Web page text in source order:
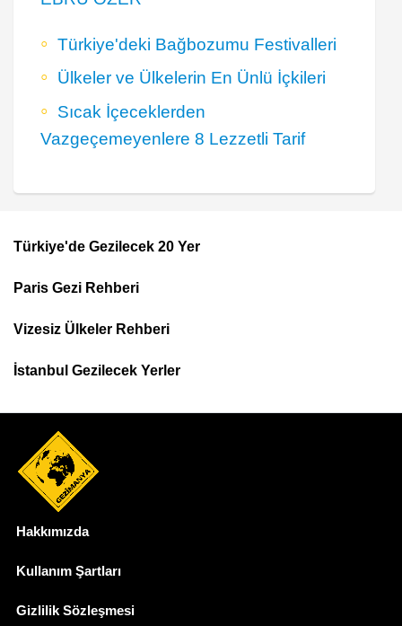
Türkiye'deki Bağbozumu Festivalleri
Ülkeler ve Ülkelerin En Ünlü İçkileri
Sıcak İçeceklerden
Vazgeçemeyenlere 8 Lezzetli Tarif
Top
Menu
Türkiye'de Gezilecek 20 Yer
Paris Gezi Rehberi
Vizesiz Ülkeler Rehberi
İstanbul Gezilecek Yerler
Hakkımızda
Kullanım Şartları
Gizlilik Sözleşmesi